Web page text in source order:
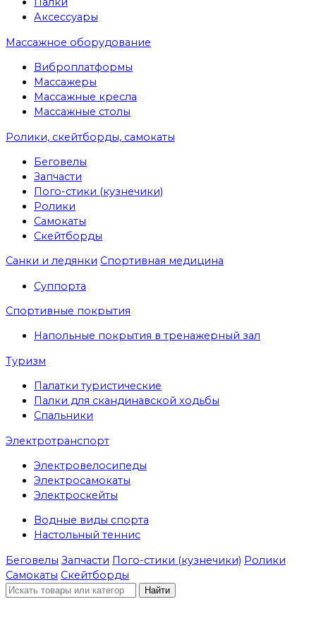
Аксессуары
Массажное оборудование
Виброплатформы
Массажеры
Массажные кресла
Массажные столы
Ролики, скейтборды, самокаты
Беговелы
Запчасти
Пого-стики (кузнечики)
Ролики
Самокаты
Скейтборды
Санки и ледянки Спортивная медицина
Суппорта
Спортивные покрытия
Напольные покрытия в тренажерный зал
Туризм
Палатки туристические
Палки для скандинавской ходьбы
Спальники
Электротранспорт
Электровелосипеды
Электросамокаты
Электроскейты
Водные виды спорта
Настольный теннис
Беговелы Запчасти Пого-стики (кузнечики) Ролики
Самокаты Скейтборды
Найти